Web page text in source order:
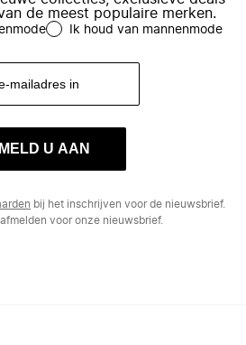
de meest populaire merken.
Ik houd van mannenmode
MELD U AAN
bij het inschrijven voor de nieuwsbrief.
voor onze nieuwsbrief.